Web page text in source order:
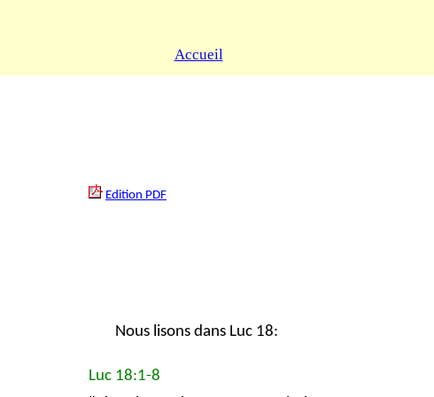
Accueil
Edition PDF
Nous lisons dans Luc 18:
Luc 18:1-8